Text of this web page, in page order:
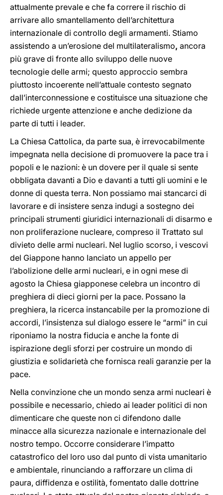
attualmente prevale e che fa correre il rischio di
arrivare allo smantellamento dell’architettura
internazionale di controllo degli armamenti. Stiamo
assistendo a un’erosione del multilateralismo, ancora
più grave di fronte allo sviluppo delle nuove
tecnologie delle armi; questo approccio sembra
piuttosto incoerente nell’attuale contesto segnato
dall’interconnessione e costituisce una situazione che
richiede urgente attenzione e anche dedizione da
parte di tutti i leader.
La Chiesa Cattolica, da parte sua, è irrevocabilmente
impegnata nella decisione di promuovere la pace tra i
popoli e le nazioni: è un dovere per il quale si sente
obbligata davanti a Dio e davanti a tutti gli uomini e le
donne di questa terra. Non possiamo mai stancarci di
lavorare e di insistere senza indugi a sostegno dei
principali strumenti giuridici internazionali di disarmo e
non proliferazione nucleare, compreso il Trattato sul
divieto delle armi nucleari. Nel luglio scorso, i vescovi
del Giappone hanno lanciato un appello per
l’abolizione delle armi nucleari, e in ogni mese di
agosto la Chiesa giapponese celebra un incontro di
preghiera di dieci giorni per la pace. Possano la
preghiera, la ricerca instancabile per la promozione di
accordi, l’insistenza sul dialogo essere le “armi” in cui
riponiamo la nostra fiducia e anche la fonte di
ispirazione degli sforzi per costruire un mondo di
giustizia e solidarietà che fornisca reali garanzie per la
pace.
Nella convinzione che un mondo senza armi nucleari è
possibile e necessario, chiedo ai leader politici di non
dimenticare che queste non ci difendono dalle
minacce alla sicurezza nazionale e internazionale del
nostro tempo. Occorre considerare l’impatto
catastrofico del loro uso dal punto di vista umanitario
e ambientale, rinunciando a rafforzare un clima di
paura, diffidenza e ostilità, fomentato dalle dottrine